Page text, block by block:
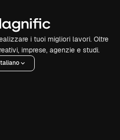
i tuoi migliori lavori. Oltre
imprese, agenzie e studi.